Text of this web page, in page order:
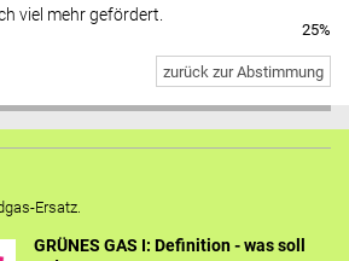
viel mehr gefördert.
25%
zurück zur Abstimmung
Ersatz.
GRÜNES GAS I: Definition - was soll